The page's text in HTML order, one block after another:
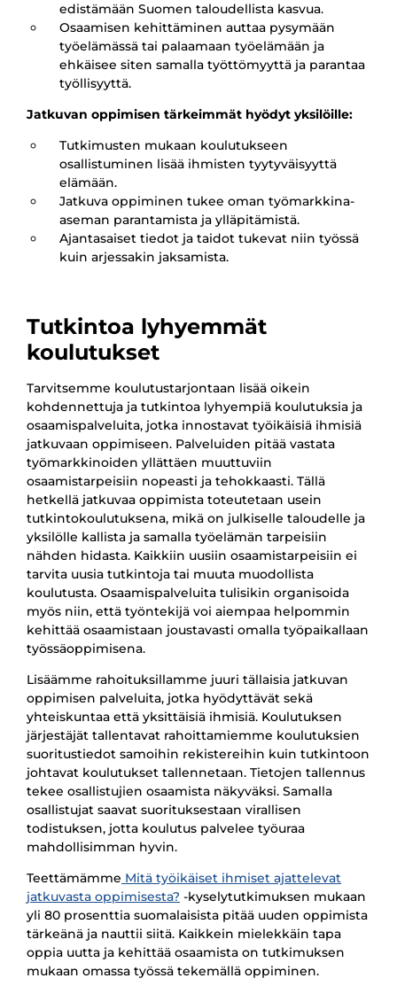
edistämään Suomen taloudellista kasvua.
Osaamisen kehittäminen auttaa pysymään
työelämässä tai palaamaan työelämään ja
ehkäisee siten samalla työttömyyttä ja parantaa
työllisyyttä.
Jatkuvan oppimisen tärkeimmät hyödyt yksilöille:
Tutkimusten mukaan koulutukseen
osallistuminen lisää ihmisten tyytyväisyyttä
elämään.
Jatkuva oppiminen tukee oman työmarkkina-
aseman parantamista ja ylläpitämistä.
Ajantasaiset tiedot ja taidot tukevat niin työssä
kuin arjessakin jaksamista.
Tutkintoa lyhyemmät
koulutukset
Tarvitsemme koulutustarjontaan lisää oikein
kohdennettuja ja tutkintoa lyhyempiä koulutuksia ja
osaamispalveluita, jotka innostavat työikäisiä ihmisiä
jatkuvaan oppimiseen. Palveluiden pitää vastata
työmarkkinoiden yllättäen muuttuviin
osaamistarpeisiin nopeasti ja tehokkaasti. Tällä
hetkellä jatkuvaa oppimista toteutetaan usein
tutkintokoulutuksena, mikä on julkiselle taloudelle ja
yksilölle kallista ja samalla työelämän tarpeisiin
nähden hidasta. Kaikkiin uusiin osaamistarpeisiin ei
tarvita uusia tutkintoja tai muuta muodollista
koulutusta. Osaamispalveluita tulisikin organisoida
myös niin, että työntekijä voi aiempaa helpommin
kehittää osaamistaan joustavasti omalla työpaikallaan
työssäoppimisena.
Lisäämme rahoituksillamme juuri tällaisia jatkuvan
oppimisen palveluita, jotka hyödyttävät sekä
yhteiskuntaa että yksittäisiä ihmisiä. Koulutuksen
järjestäjät tallentavat rahoittamiemme koulutuksien
suoritustiedot samoihin rekistereihin kuin tutkintoon
johtavat koulutukset tallennetaan. Tietojen tallennus
tekee osallistujien osaamista näkyväksi. Samalla
osallistujat saavat suorituksestaan virallisen
todistuksen, jotta koulutus palvelee työuraa
mahdollisimman hyvin.
Teettämämme Mitä työikäiset ihmiset ajattelevat
jatkuvasta oppimisesta? -kyselytutkimuksen mukaan
yli 80 prosenttia suomalaisista pitää uuden oppimista
tärkeänä ja nauttii siitä. Kaikkein mielekkäin tapa
oppia uutta ja kehittää osaamista on tutkimuksen
mukaan omassa työssä tekemällä oppiminen.